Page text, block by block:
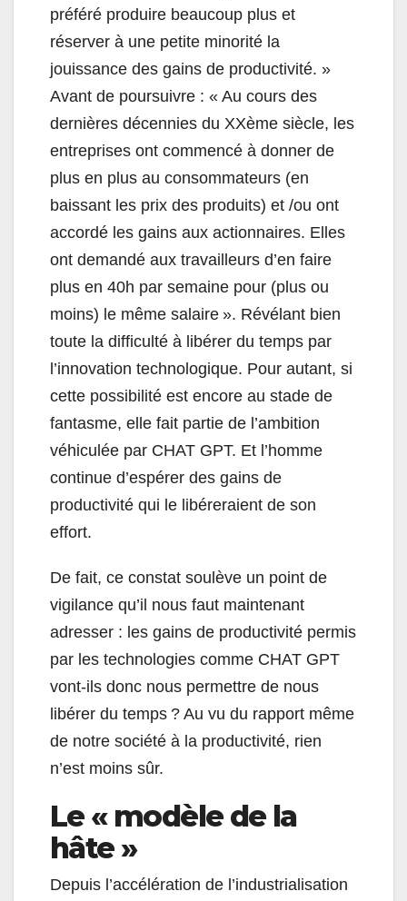
préféré produire beaucoup plus et
réserver à une petite minorité la
jouissance des gains de productivité. »
Avant de poursuivre : « Au cours des
dernières décennies du XXème siècle, les
entreprises ont commencé à donner de
plus en plus au consommateurs (en
baissant les prix des produits) et /ou ont
accordé les gains aux actionnaires. Elles
ont demandé aux travailleurs d’en faire
plus en 40h par semaine pour (plus ou
moins) le même salaire ». Révélant bien
toute la difficulté à libérer du temps par
l’innovation technologique. Pour autant, si
cette possibilité est encore au stade de
fantasme, elle fait partie de l’ambition
véhiculée par CHAT GPT. Et l’homme
continue d’espérer des gains de
productivité qui le libéreraient de son
effort.
De fait, ce constat soulève un point de
vigilance qu’il nous faut maintenant
adresser : les gains de productivité permis
par les technologies comme CHAT GPT
vont-ils donc nous permettre de nous
libérer du temps ? Au vu du rapport même
de notre société à la productivité, rien
n’est moins sûr.
Le « modèle de la
hâte »
Depuis l’accélération de l’industrialisation